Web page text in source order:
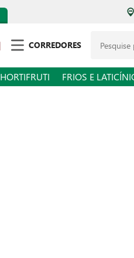
CORREDORES
HORTIFRUTI FRIOS E